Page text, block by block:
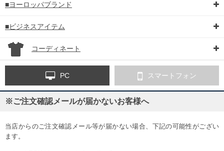
■ヨーロッパブランド
■ビジネスアイテム
コーディネート
PC スマートフォン
※ご注文確認メールが届かないお客様へ
当店からのご注文確認メール等が届かない場合、下記の可能性がござい
ます。